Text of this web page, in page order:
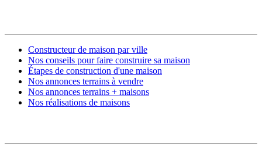
Constructeur de maison par ville
Nos conseils pour faire construire sa maison
Étapes de construction d'une maison
Nos annonces terrains à vendre
Nos annonces terrains + maisons
Nos réalisations de maisons